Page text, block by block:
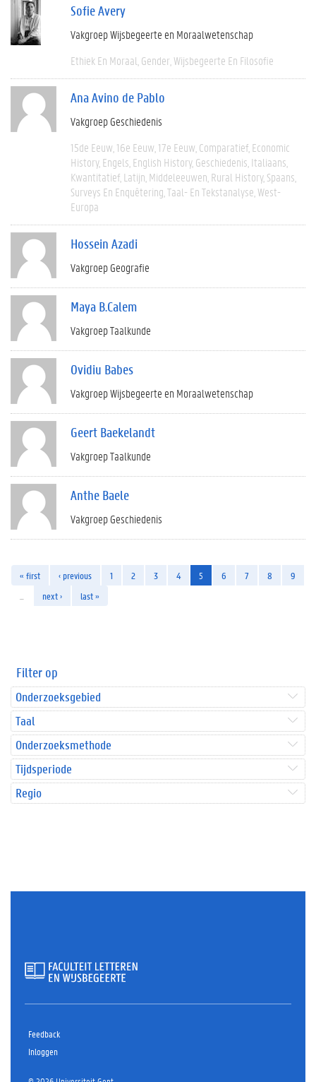
Sofie Avery
Vakgroep Wijsbegeerte en Moraalwetenschap
Ethiek En Moraal Gender Wijsbegeerte En Filosofie
Ana Avino de Pablo
Vakgroep Geschiedenis
15de Eeuw 16e Eeuw 17e Eeuw Comparatief Economic
History Engels English History Geschiedenis Italiaans
Kwantitatief Latijn Middeleeuwen Rural History Spaans
Surveys En Enquêtering Taal- En Tekstanalyse West-
Europa
Hossein Azadi
Vakgroep Geografie
Maya B.Calem
Vakgroep Taalkunde
Ovidiu Babes
Vakgroep Wijsbegeerte en Moraalwetenschap
Geert Baekelandt
Vakgroep Taalkunde
Anthe Baele
Vakgroep Geschiedenis
« first ‹ previous 1 2 3 4 5 6 7 8
9
next › last »
Filter op
Onderzoeksgebied
Taal
Onderzoeksmethode
Tijdsperiode
Regio
Feedback
Inloggen